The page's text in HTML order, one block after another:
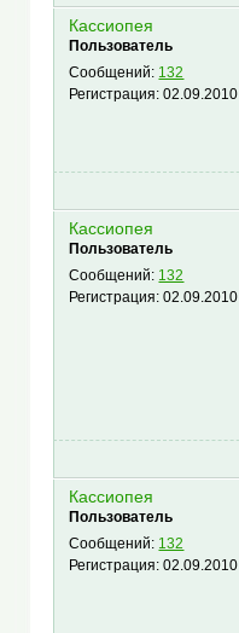
Кассиопея
Пользователь
Сообщений: 132
Регистрация:02.09.2010
Кассиопея
Пользователь
Сообщений: 132
Регистрация:02.09.2010
Кассиопея
Пользователь
Сообщений: 132
Регистрация:02.09.2010